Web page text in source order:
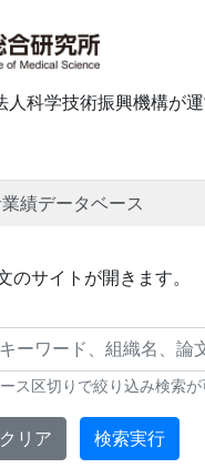
科学技術振興機構が
績データベース
のサイトが開きます。
条件
ス区切りで絞り込み検索が
リア 検索実行